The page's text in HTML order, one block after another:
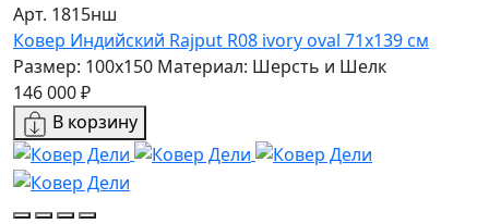
Арт. 1815нш
Ковер Индийский Rajput R08 ivory oval 71x139 см
Размер: 100x150 Материал: Шерсть и Шелк
146 000 ₽
В корзину